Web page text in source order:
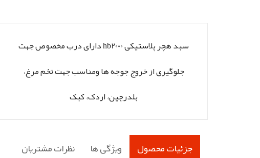
سبد هچر پلاستیکی hb2000 دارای درب مخصوص جهت
جلوگیری از خروج جوجه ها ومناسب جهت تخم مرغ،
بلدرچین، اردک، کبک
جزئیات محصول ویژگی ها نظرات مشتریان